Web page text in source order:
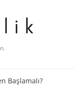
Başlamalı?